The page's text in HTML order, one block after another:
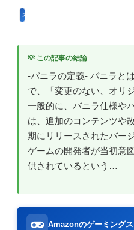
オンラインゲームのプレイに関する用語
💡 この記事の結論
-バニラの定義- バニラと
で、「変更のない、オリ
一般的に、バニラ仕様や
は、追加のコンテンツや
期にリリースされたバー
ゲームの開発者が当初意
供されているという…
Amazonのゲーミング